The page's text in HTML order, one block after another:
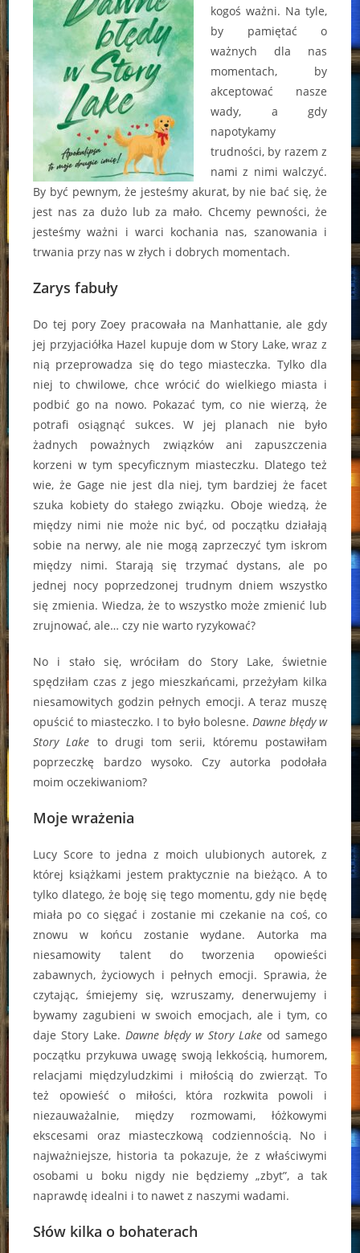
kogoś ważni. Na tyle,
by pamiętać o
ważnych dla nas
momentach, by
akceptować nasze
wady, a gdy
napotykamy
trudności, by razem z
nami z nimi walczyć.
By być pewnym, że jesteśmy akurat, by nie bać się, że
jest nas za dużo lub za mało. Chcemy pewności, że
jesteśmy ważni i warci kochania nas, szanowania i
trwania przy nas w złych i dobrych momentach.
Zarys fabuły
Do tej pory Zoey pracowała na Manhattanie, ale gdy
jej przyjaciółka Hazel kupuje dom w Story Lake, wraz z
nią przeprowadza się do tego miasteczka. Tylko dla
niej to chwilowe, chce wrócić do wielkiego miasta i
podbić go na nowo. Pokazać tym, co nie wierzą, że
potrafi osiągnąć sukces. W jej planach nie było
żadnych poważnych związków ani zapuszczenia
korzeni w tym specyficznym miasteczku. Dlatego też
wie, że Gage nie jest dla niej, tym bardziej że facet
szuka kobiety do stałego związku. Oboje wiedzą, że
między nimi nie może nic być, od początku działają
sobie na nerwy, ale nie mogą zaprzeczyć tym iskrom
między nimi. Starają się trzymać dystans, ale po
jednej nocy poprzedzonej trudnym dniem wszystko
się zmienia. Wiedza, że to wszystko może zmienić lub
zrujnować, ale… czy nie warto ryzykować?
No i stało się, wróciłam do Story Lake, świetnie
spędziłam czas z jego mieszkańcami, przeżyłam kilka
niesamowitych godzin pełnych emocji. A teraz muszę
opuścić to miasteczko. I to było bolesne. Dawne błędy w
Story Lake to drugi tom serii, któremu postawiłam
poprzeczkę bardzo wysoko. Czy autorka podołała
moim oczekiwaniom?
Moje wrażenia
Lucy Score to jedna z moich ulubionych autorek, z
której książkami jestem praktycznie na bieżąco. A to
tylko dlatego, że boję się tego momentu, gdy nie będę
miała po co sięgać i zostanie mi czekanie na coś, co
znowu w końcu zostanie wydane. Autorka ma
niesamowity talent do tworzenia opowieści
zabawnych, życiowych i pełnych emocji. Sprawia, że
czytając, śmiejemy się, wzruszamy, denerwujemy i
bywamy zagubieni w swoich emocjach, ale i tym, co
daje Story Lake.Dawne błędy w Story Lakeod samego
początku przykuwa uwagę swoją lekkością, humorem,
relacjami międzyludzkimi i miłością do zwierząt. To
też opowieść o miłości, która rozkwita powoli i
niezauważalnie, między rozmowami, łóżkowymi
ekscesami oraz miasteczkową codziennością. No i
najważniejsze, historia ta pokazuje, że z właściwymi
osobami u boku nigdy nie będziemy „zbyt”, a tak
naprawdę idealni i to nawet z naszymi wadami.
Słów kilka o bohaterach